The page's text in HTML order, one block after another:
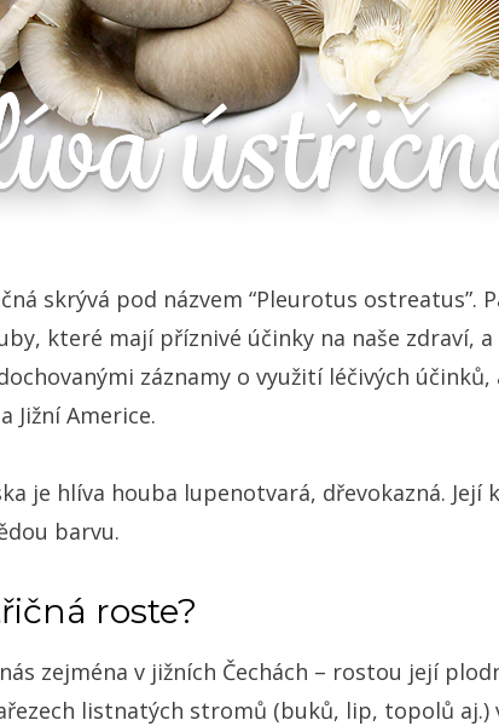
skrývá pod názvem “Pleurotus ostreatus”.
které mají příznivé účinky na naše zdraví,
záznamy o využití léčivých účinků,
Jižní Americe.
je hlíva houba lupenotvará, dřevokazná. Její
barvu.
roste?
zejména v jižních Čechách – rostou její
listnatých stromů (buků, lip, topolů aj.)